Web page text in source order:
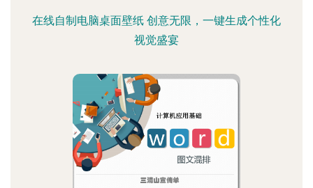
在线自制电脑桌面壁纸 创意无限，一键生成个性化
视觉盛宴